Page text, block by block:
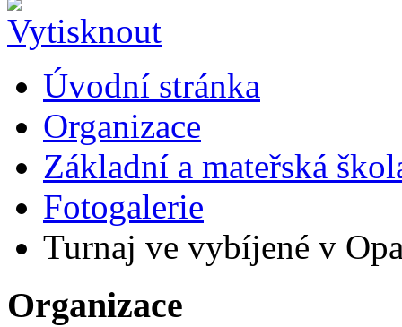
Úvodní stránka
Organizace
Základní a mateřská
Fotogalerie
Turnaj ve vybíjené v
Organizace